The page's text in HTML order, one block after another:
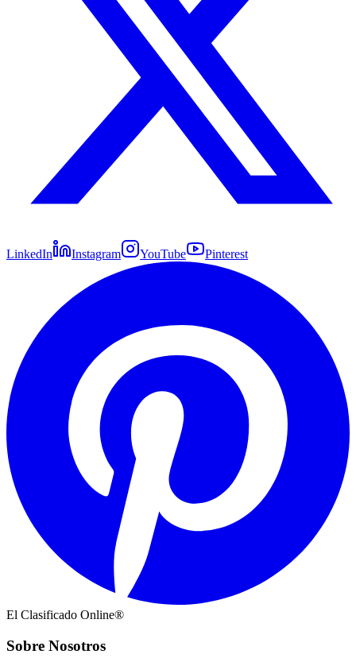
LinkedIn Instagram YouTube Pinterest
El Clasificado Online®
Sobre Nosotros